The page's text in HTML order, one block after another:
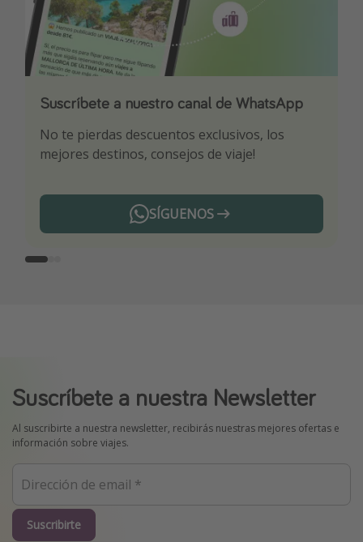
Suscríbete a nuestro canal de WhatsApp
No te pierdas descuentos exclusivos, los
mejores destinos, consejos de viaje!
SÍGUENOS
Descarga nuestra app
Sé el primero en reservar nuestros chollazos
¡Suscríbete a nuestro canal de Telegram!
¡Recibe las mejores ofertas seleccionadas para
ti por nuestros expertos en viajes
Telegram
Suscríbete a nuestra Newsletter
Al suscribirte a nuestra newsletter, recibirás nuestras mejores ofertas e
información sobre viajes.
Suscribirte